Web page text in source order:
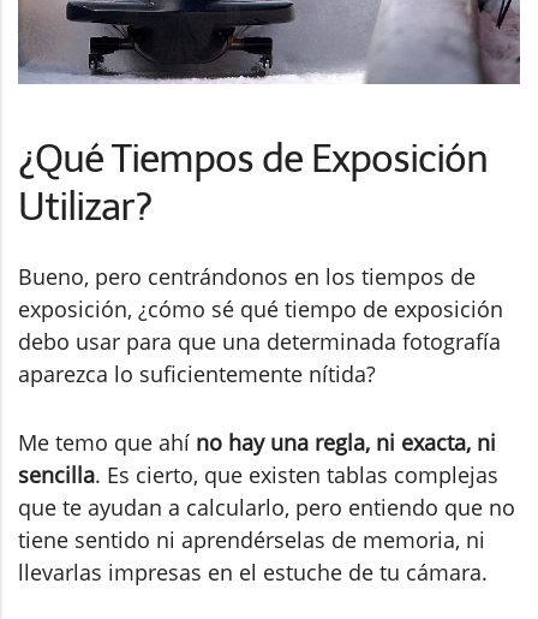
¿Qué Tiempos de Exposición
Utilizar?
Bueno, pero centrándonos en los tiempos de
exposición, ¿cómo sé qué tiempo de exposición
debo usar para que una determinada fotografía
aparezca lo suficientemente nítida?
Me temo que ahí no hay una regla, ni exacta, ni
sencilla. Es cierto, que existen tablas complejas
que te ayudan a calcularlo, pero entiendo que no
tiene sentido ni aprendérselas de memoria, ni
llevarlas impresas en el estuche de tu cámara.